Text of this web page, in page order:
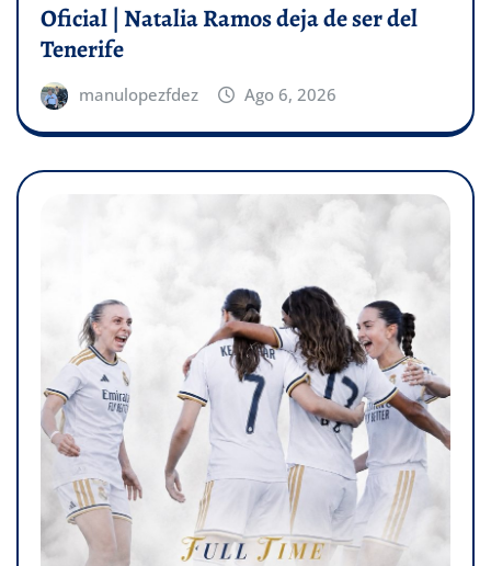
Oficial | Natalia Ramos deja de ser del
Tenerife
manulopezfdez Ago 6, 2026